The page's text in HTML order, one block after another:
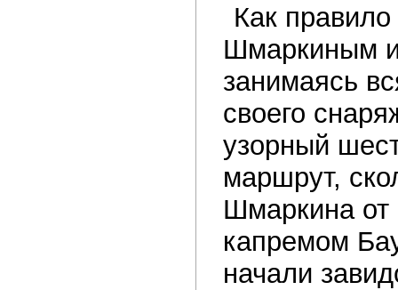
Как
Шмаркиным и
занимаясь
своего
узорный
маршрут,
Шмаркина от
капремом
начали